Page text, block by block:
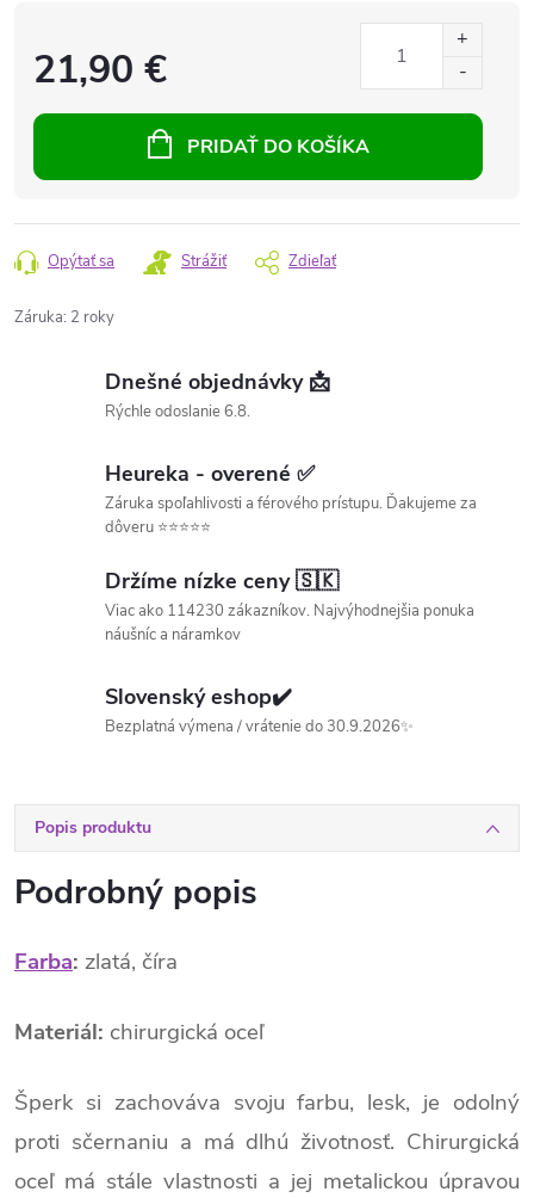
21,90 €
PRIDAŤ DO KOŠÍKA
Opýtať sa Strážiť Zdieľať
Záruka: 2 roky
Dnešné objednávky 📩
Rýchle odoslanie 6.8.
Heureka - overené ✅
Záruka spoľahlivosti a férového prístupu. Ďakujeme za
dôveru ⭐⭐⭐⭐⭐
Držíme nízke ceny 🇸🇰
Viac ako 114230 zákazníkov. Najvýhodnejšia ponuka
náušníc a náramkov
Slovenský eshop✔️
Bezplatná výmena / vrátenie do 30.9.2026✨
Popis produktu
Podrobný popis
Farba: zlatá, číra
Materiál: chirurgická oceľ
Šperk si zachováva svoju farbu, lesk, je odolný
proti sčernaniu a má dlhú životnosť. Chirurgická
oceľ má stále vlastnosti a jej metalickou úpravou